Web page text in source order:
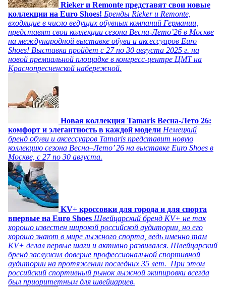
Rieker и Remonte представят свои новые
коллекции на Euro Shoes! Бренды Rieker и Remonte,
входящие в число ведущих обувных компаний Германии,
представят свои коллекции сезона Весна-Лето’26 в Москве
на международной выставке обуви и аксессуаров Euro
Shoes! Выставка пройдет c 27 по 30 августа 2025 г. на
новой премиальной площадке в конгресс-центре ЦМТ на
Краснопресненской набережной.
Новая коллекция Tamaris Весна-Лето 26:
комфорт и элегантность в каждой модели Немецкий
бренд обуви и аксессуаров Tamaris представит новую
коллекцию сезона Весна–Лето’ 26 на выставке Euro Shoes в
Москве, с 27 по 30 августа.
KV+ кроссовки для города и для спорта
впервые на Euro Shoes Швейцарский бренд KV+ не так
хорошо известен широкой российской аудитории, но его
хорошо знают в мире лыжного спорта, ведь именно там
KV+ делал первые шаги и активно развивался. Швейцарский
бренд заслужил доверие профессиональной спортивной
аудитории на протяжении последних 35 лет. При этом
российский спортивный рынок лыжной экипировки всегда
был приоритетным для швейцарцев.